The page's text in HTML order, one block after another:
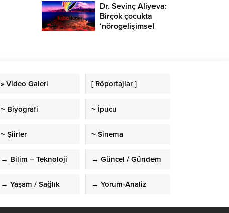
Dr. Sevinç Aliyeva:
Birçok çocukta
‘nörogelişimsel
» Video Galeri [ Röportajlar ]
~ Biyografi ~ İpucu
~ Şiirler ~ Sinema
→ Bilim – Teknoloji → Güncel / Gündem
→ Yaşam / Sağlık → Yorum-Analiz